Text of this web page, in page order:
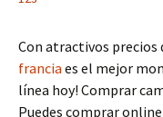
Con atractivos precios
francia es el mejor
línea hoy! Comprar
Puedes comprar